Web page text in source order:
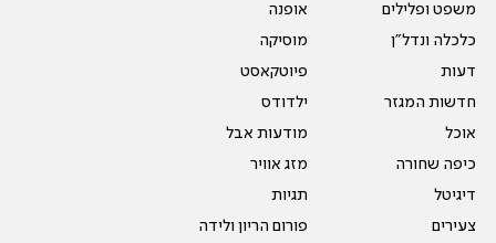
משפט ופלילים
כלכלה ונדל"ן
דעות
חדשות המגזר
אוכל
כיפה שחורה
דיגיטל
צעירים
אופנה
מוסיקה
פיוטקאסט
ילדודס
מודעות אבל
מזג אוויר
תגיות
פורום הריון ולידה